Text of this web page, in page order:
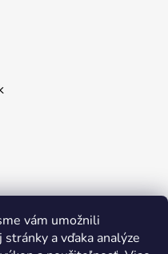
vám umožnili
a vďaka analýze